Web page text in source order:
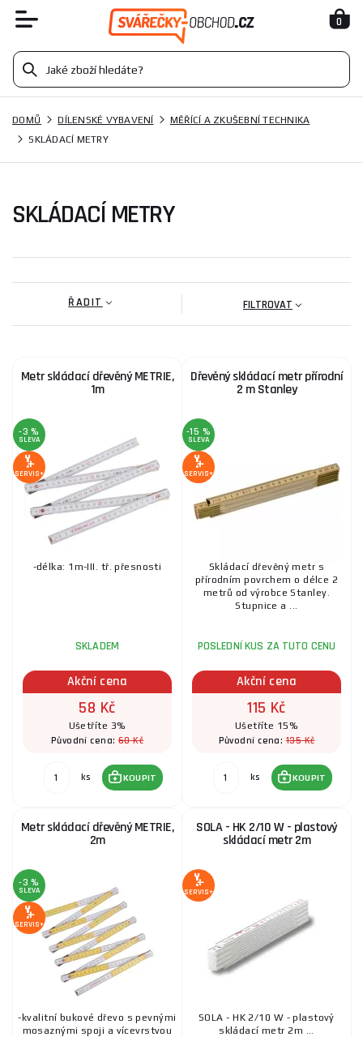
0
DOMŮ DÍLENSKÉ VYBAVENÍ
MĚŘÍCÍ A ZKUŠEBNÍ TECHNIKA
SKLÁDACÍ METRY
SKLÁDACÍ METRY
ŘADIT FILTROVAT
Metr skládací dřevěný METRIE,
1m
-3 %
SLEVA
SERVIS+
-délka: 1m-III. tř. přesnosti
SKLADEM
Akční cena
58 Kč
Ušetříte 3%
Původní cena: 60 Kč
ks KOUPIT
Dřevěný skládací metr přírodní
2 m Stanley
-15 %
SLEVA
SERVIS+
Skládací dřevěný metr s
přírodním povrchem o délce 2
metrů od výrobce Stanley.
Stupnice a ...
POSLEDNÍ KUS ZA TUTO CENU
Akční cena
115 Kč
Ušetříte 15%
Původní cena:135 Kč
ks KOUPIT
Metr skládací dřevěný METRIE,
2m
-3 %
SLEVA
SERVIS+
-kvalitní bukové dřevo s pevnými
mosaznými spoji a vícevrstvou
SOLA - HK 2/10 W - plastový
skládací metr 2m
SERVIS+
SOLA - HK 2/10 W - plastový
skládací metr 2m ...